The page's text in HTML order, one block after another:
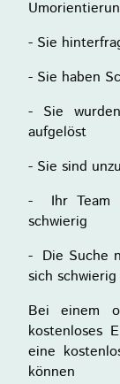
- Sie
- Sie haben
- Sie
aufgelöst
- Sie sind
- Ihr Team
schwierig
- Die Suche
sich
Bei einem
kostenloses
eine
können